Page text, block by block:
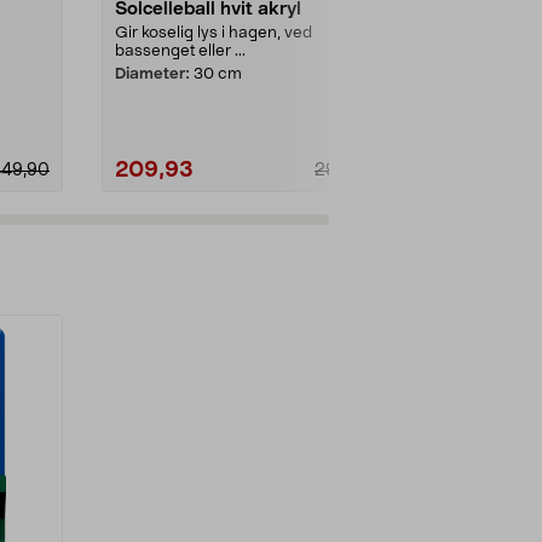
Solcelleball hvit akryl
Gir koselig lys i hagen, ved
bassenget eller ...
Diameter: 30 cm
209,93 299,90